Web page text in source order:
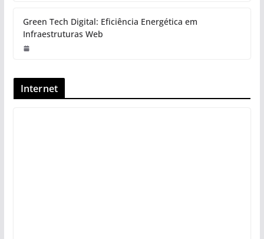
Green Tech Digital: Eficiência Energética em
Infraestruturas Web
Internet